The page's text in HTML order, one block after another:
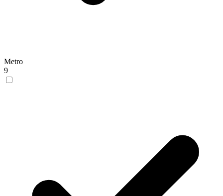
Metro
9